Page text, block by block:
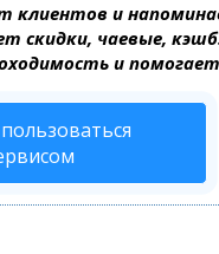
клиентов и
скидки, чаевые,
и